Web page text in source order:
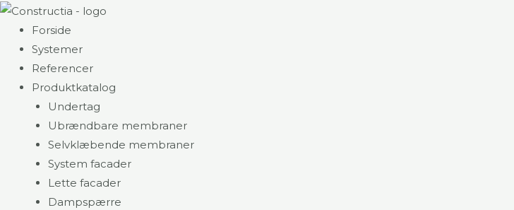
Gå
indholdet
Forside
Systemer
Referencer
Produktkatalog
Undertag
Ubrændbare membraner
Selvklæbende membraner
System facader
Lette facader
Dampspærre